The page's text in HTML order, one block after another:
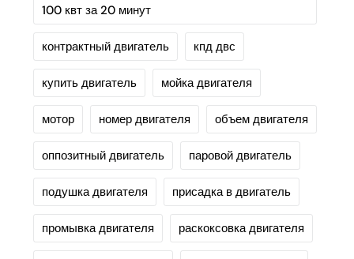
100 квт за 20 минут
контрактный двигатель кпд двс
купить двигатель мойка двигателя
мотор номер двигателя объем двигателя
оппозитный двигатель паровой двигатель
подушка двигателя присадка в двигатель
промывка двигателя раскоксовка двигателя